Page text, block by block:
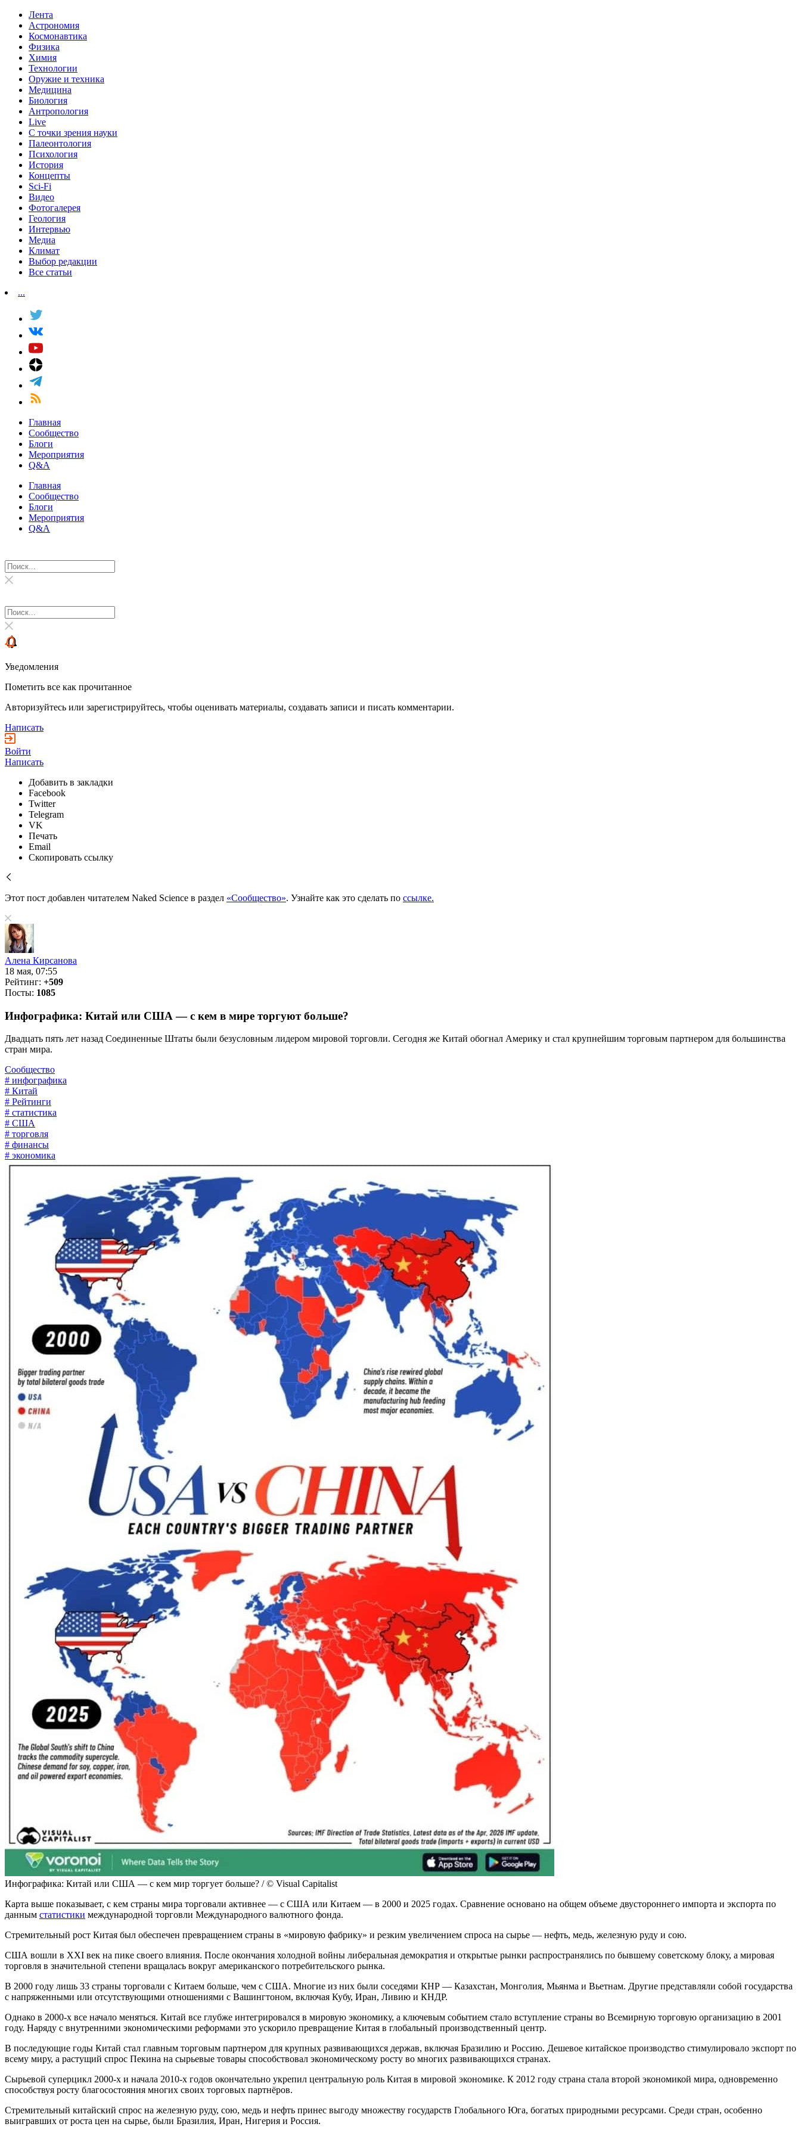
Лента
Астрономия
Космонавтика
Физика
Химия
Технологии
Оружие и техника
Медицина
Биология
Антропология
Live
С точки зрения науки
Палеонтология
Психология
История
Концепты
Sci-Fi
Видео
Фотогалерея
Геология
Интервью
Медиа
Климат
Выбор редакции
Все статьи
...
Главная
Сообщество
Блоги
Мероприятия
Q&A
Главная
Сообщество
Блоги
Мероприятия
Q&A
Уведомления
Пометить все как прочитанное
Авторизуйтесь или зарегистрируйтесь, чтобы оценивать материалы, создавать записи и писать комментарии.
Написать
Войти
Написать
Добавить в закладки
Facebook
Twitter
Telegram
VK
Печать
Email
Скопировать ссылку
Этот пост добавлен читателем Naked Science в раздел «Сообщество». Узнайте как это сделать по ссылке.
Алена Кирсанова
18 мая, 07:55
Рейтинг: +509
Посты: 1085
Инфографика: Китай или США — с кем в мире торгуют больше?
Двадцать пять лет назад Соединенные Штаты были безусловным лидером мировой торговли. Сегодня же Китай обогнал Америку и стал крупнейшим торговым партнером для большинства
стран мира.
Сообщество
# инфографика
# Китай
# Рейтинги
# статистика
# США
# торговля
# финансы
# экономика
Инфографика: Китай или США — с кем мир торгует больше? / © Visual Capitalist
Карта выше показывает, с кем страны мира торговали активнее — с США или Китаем — в 2000 и 2025 годах. Сравнение основано на общем объеме двустороннего импорта и экспорта по
данным статистики международной торговли Международного валютного фонда.
Стремительный рост Китая был обеспечен превращением страны в «мировую фабрику» и резким увеличением спроса на сырье — нефть, медь, железную руду и сою.
США вошли в XXI век на пике своего влияния. После окончания холодной войны либеральная демократия и открытые рынки распространялись по бывшему советскому блоку, а мировая
торговля в значительной степени вращалась вокруг американского потребительского рынка.
В 2000 году лишь 33 страны торговали с Китаем больше, чем с США. Многие из них были соседями КНР — Казахстан, Монголия, Мьянма и Вьетнам. Другие представляли собой государства
с напряженными или отсутствующими отношениями с Вашингтоном, включая Кубу, Иран, Ливию и КНДР.
Однако в 2000-х все начало меняться. Китай все глубже интегрировался в мировую экономику, а ключевым событием стало вступление страны во Всемирную торговую организацию в 2001
году. Наряду с внутренними экономическими реформами это ускорило превращение Китая в глобальный производственный центр.
В последующие годы Китай стал главным торговым партнером для крупных развивающихся держав, включая Бразилию и Россию. Дешевое китайское производство стимулировало экспорт по
всему миру, а растущий спрос Пекина на сырьевые товары способствовал экономическому росту во многих развивающихся странах.
Сырьевой суперцикл 2000-х и начала 2010-х годов окончательно укрепил центральную роль Китая в мировой экономике. К 2012 году страна стала второй экономикой мира, одновременно
способствуя росту благосостояния многих своих торговых партнёров.
Стремительный китайский спрос на железную руду, сою, медь и нефть принес выгоду множеству государств Глобального Юга, богатых природными ресурсами. Среди стран, особенно
выигравших от роста цен на сырье, были Бразилия, Иран, Нигерия и Россия.